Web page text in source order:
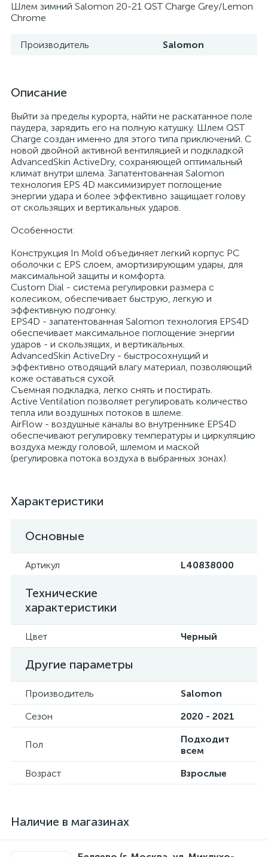
Шлем зимний Salomon 20-21 QST Charge Grey/Lemon
Chrome
Производитель Salomon
Описание
Выйти за пределы курорта, найти не раскатанное поле
паудера, зарядить его на полную катушку. Шлем QST
Charge создан именно для этого типа приключений. С
новой двойной активной вентиляцией и подкладкой
AdvancedSkin ActiveDry, сохраняющей оптимальный
климат внутри шлема. Запатентованная Salomon
технология EPS 4D максимизирует поглощение
энергии удара и более эффективно защищает голову
от скользящих и вертикальных ударов.
Особенности:
Конструкция In Mold объединяет легкий корпус PC
оболочки с EPS слоем, амортизирующим удары, для
максимальной защиты и комфорта.
Custom Dial - система регулировки размера с
колесиком, обеспечивает быструю, легкую и
эффективную подгонку.
EPS4D - запатентованная Salomon технология EPS4D
обеспечивает максимальное поглощение энергии
ударов - и скользящих, и вертикальных.
AdvancedSkin ActiveDry - быстросохнущий и
эффективно отводящий влагу материал, позволяющий
коже оставаться сухой.
Съемная подкладка, легко снять и постирать.
Active Ventilation позволяет регулировать количество
тепла или воздушных потоков в шлеме.
AirFlow - воздушные каналы во внутреннике EPS4D
обеспечивают регулировку температуры и циркуляцию
воздуха между головой, шлемом и маской
(регулировка потока воздуха в выбранных зонах).
Характеристики
Основные
Артикул L40838000
Технические
характеристики
Цвет Черный
Другие параметры
Производитель
Salomon
Сезон
2020 - 2021
Пол
Подходит
всем
Возраст
Взрослые
Наличие в магазинах